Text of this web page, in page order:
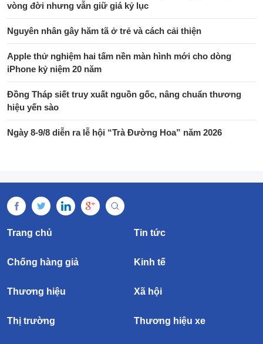
vòng đời nhưng vẫn giữ giá kỷ lục
Nguyên nhân gây hăm tã ở trẻ và cách cải thiện
Apple thử nghiệm hai tấm nền màn hình mới cho dòng
iPhone kỷ niệm 20 năm
Đồng Tháp siết truy xuất nguồn gốc, nâng chuẩn thương
hiệu yến sào
Ngày 8-9/8 diễn ra lễ hội “Trà Đường Hoa” năm 2026
Trang chủ Tin tức
Chống hàng giả Kinh tế
Thương hiệu Xã hội
Thị trường Thương hiệu xe